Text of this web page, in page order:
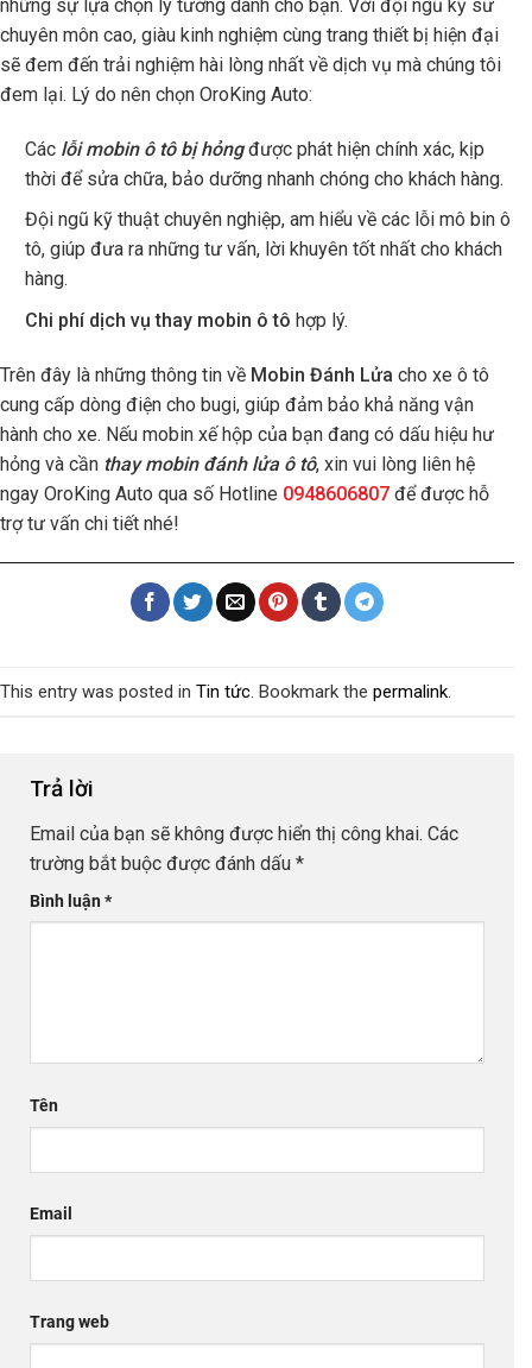
những sự lựa chọn lý tưởng dành cho bạn. Với đội ngũ kỹ sư
chuyên môn cao, giàu kinh nghiệm cùng trang thiết bị hiện đại
sẽ đem đến trải nghiệm hài lòng nhất về dịch vụ mà chúng tôi
đem lại. Lý do nên chọn OroKing Auto:
Cáclỗi mobin ô tô bị hỏngđược phát hiện chính xác, kịp
thời để sửa chữa, bảo dưỡng nhanh chóng cho khách hàng.
Đội ngũ kỹ thuật chuyên nghiệp, am hiểu về các lỗi mô bin ô
tô, giúp đưa ra những tư vấn, lời khuyên tốt nhất cho khách
hàng.
Chi phí dịch vụ thay mobin ô tô hợp lý.
Trên đây là những thông tin về Mobin Đánh Lửa cho xe ô tô
cung cấp dòng điện cho bugi, giúp đảm bảo khả năng vận
hành cho xe. Nếu mobin xế hộp của bạn đang có dấu hiệu hư
hỏng và cần thay mobin đánh lửa ô tô, xin vui lòng liên hệ
ngay OroKing Auto qua số Hotline 0948606807 để được hỗ
trợ tư vấn chi tiết nhé!
This entry was posted in Tin tức . Bookmark the permalink
Trả lời
Email của bạn sẽ không được hiển thị công khai. Các
trường bắt buộc được đánh dấu *
Bình luận *
Tên
Email
Trang web